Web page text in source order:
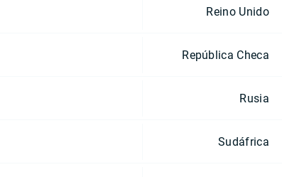
Reino Unido
República Checa
Rusia
Sudáfrica